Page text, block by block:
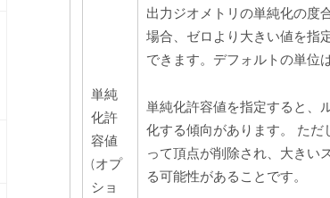
単純
化許
容値
(オプ
ショ
出力ジオメトリの単純化の度
場合、ゼロより大きい値を指
できます。デフォルトの単位
単純化許容値を指定すると、
化する傾向があります。 ただ
って頂点が削除され、大きい
る可能性があることです。